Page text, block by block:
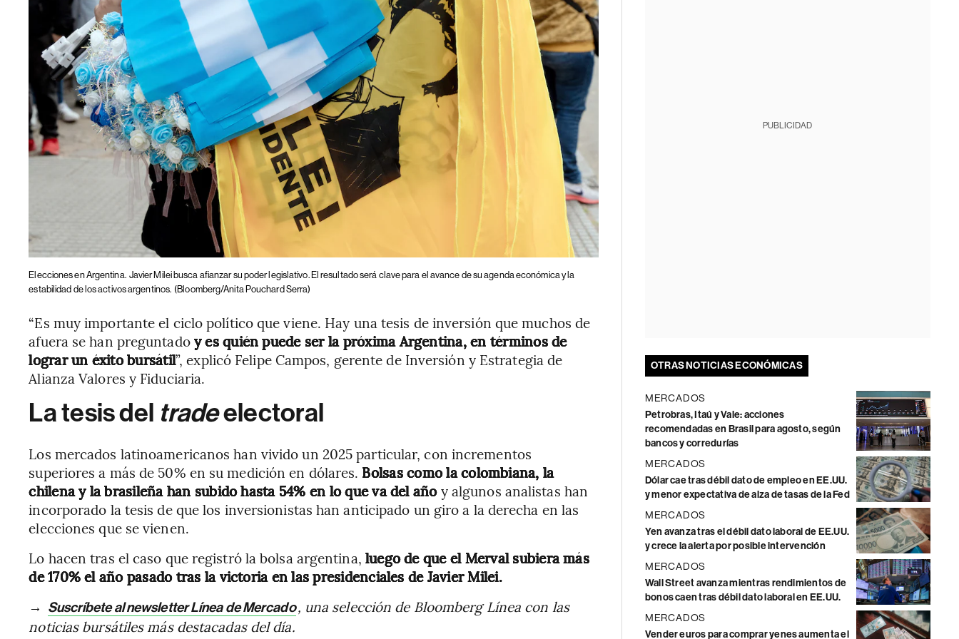
Elecciones en Argentina. Javier Milei busca afianzar su poder legislativo. El resultado será clave para el avance de su agenda económica y la
estabilidad de los activos argentinos. (Bloomberg/Anita Pouchard Serra)
“Es muy importante el ciclo político que viene. Hay una tesis de inversión que muchos de
afuera se han preguntadoy es quién puede ser la próxima Argentina, en términos de
lograr un éxito bursátil”, explicó Felipe Campos, gerente de Inversión y Estrategia de
Alianza Valores y Fiduciaria.
La tesis del tradeelectoral
Los mercados latinoamericanos han vivido un 2025 particular, con incrementos
superiores a más de 50% en su medición en dólares. Bolsas como la colombiana, la
chilena y la brasileña han subido hasta 54% en lo que va del añoy algunos analistas han
incorporado la tesis de que los inversionistas han anticipado un giro a la derecha en las
elecciones que se vienen.
Lo hacen tras el caso que registró la bolsa argentina, luego de que el Merval subiera más
de 170% el año pasado tras la victoria en las presidenciales de Javier Milei.
→ Suscríbete al newsletter Línea de Mercado, una selección de Bloomberg Línea con las
noticias bursátiles más destacadas del día.
PUBLICIDAD
OTRAS NOTICIAS ECONÓMICAS
MERCADOS
Petrobras, Itaú y Vale: acciones
recomendadas en Brasil para agosto, según
bancos y corredurías
MERCADOS
Dólar cae tras débil dato de empleo en EE.UU.
y menor expectativa de alza de tasas de la Fed
MERCADOS
Yen avanza tras el débil dato laboral de EE.UU.
y crece la alerta por posible intervención
MERCADOS
Wall Street avanza mientras rendimientos de
bonos caen tras débil dato laboral en EE.UU.
MERCADOS
Vender euros para comprar yenes aumenta el